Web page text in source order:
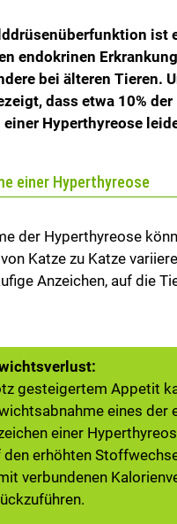
ist
endokrinen
bei älteren Tieren.
dass etwa 10%
einer Hyperthyreose
einer Hyperthyreose
der Hyperthyreose
Katze zu Katze
Anzeichen, auf die
gesteigertem Appetit
eines der
einer
den erhöhten
verbundenen